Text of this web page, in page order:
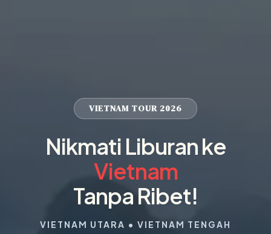
VIETNAM TOUR 2026
Nikmati Liburan ke
Vietnam
Tanpa Ribet!
VIETNAM UTARA • VIETNAM TENGAH